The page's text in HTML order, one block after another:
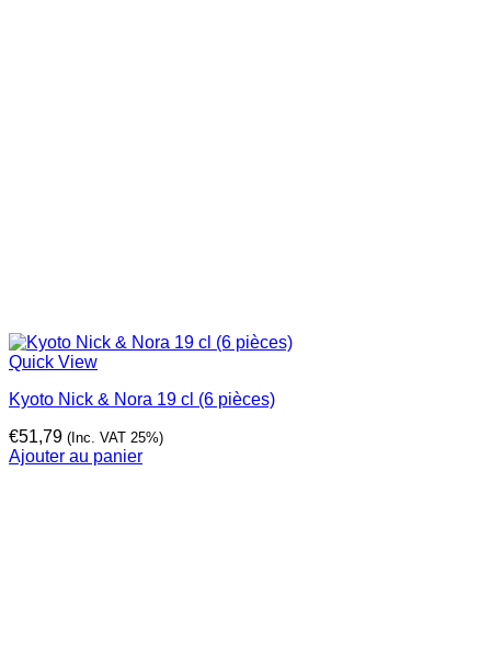
Quick View
Kyoto Nick & Nora 19 cl (6 pièces)
€51,79 (Inc. VAT 25%)
Ajouter au panier